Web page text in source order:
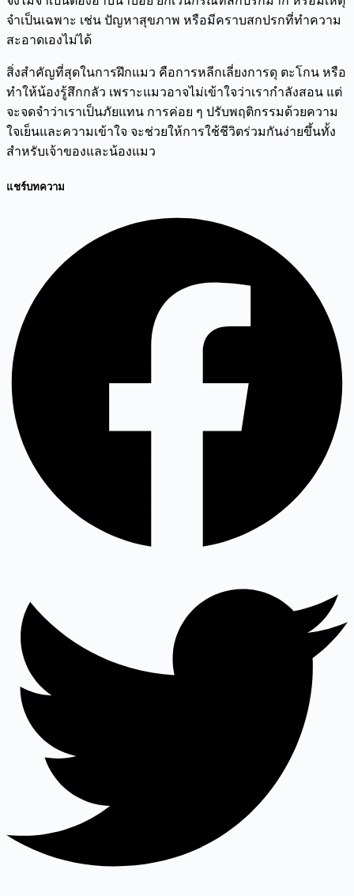
จำเป็นเฉพาะ เช่น ปัญหาสุขภาพ หรือมีคราบสกปรกที่ทำความ
สะอาดเองไม่ได้
สิ่งสำคัญที่สุดในการฝึกแมว คือการหลีกเลี่ยงการดุ ตะโกน หรือ
ทำให้น้องรู้สึกกลัว เพราะแมวอาจไม่เข้าใจว่าเรากำลังสอน แต่
จะจดจำว่าเราเป็นภัยแทน การค่อย ๆ ปรับพฤติกรรมด้วยความ
ใจเย็นและความเข้าใจ จะช่วยให้การใช้ชีวิตร่วมกันง่ายขึ้นทั้ง
สำหรับเจ้าของและน้องแมว
แชร์บทความ